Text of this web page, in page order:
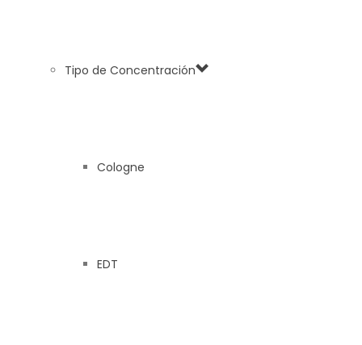
Tipo de Concentración
Cologne
EDT